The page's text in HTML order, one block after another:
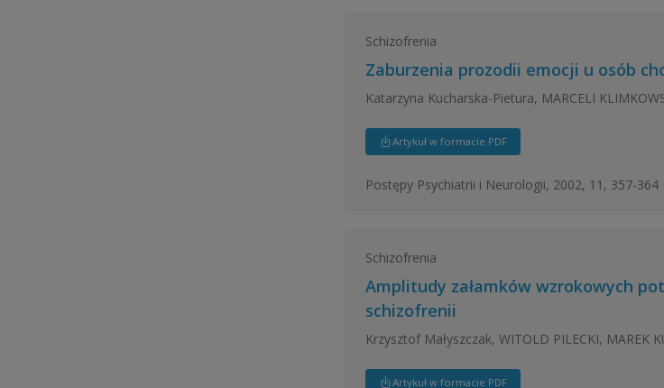
Schizofrenia
Zaburzenia prozodii emocji u osób
Katarzyna Kucharska-Pietura, MARCELI
Artykuł w formacie PDF
Postępy Psychiatrii i Neurologii, 2002, 11, 357-364
Schizofrenia
Amplitudy załamków wzrokowych
schizofrenii
Krzysztof Małyszczak, WITOLD PILECKI, MAREK
Artykuł w formacie PDF